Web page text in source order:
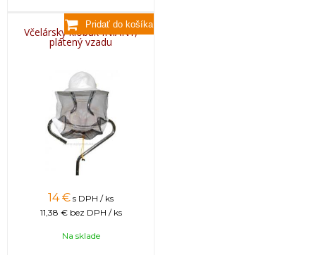
Včelársky klobúk INIANY,
plátený vzadu
14 € s DPH / ks
11,38 € bez DPH / ks
Na sklade